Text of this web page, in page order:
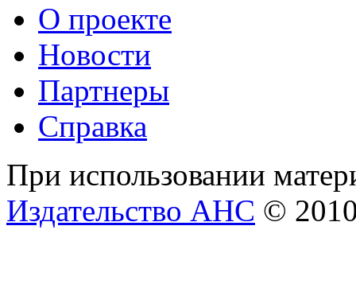
О проекте
Новости
Партнеры
Справка
При использовании
Издательство АНС ©